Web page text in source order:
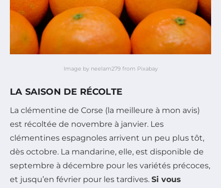
Image by neelam279 from Pixabay
LA SAISON DE RÉCOLTE
La clémentine de Corse (la meilleure à mon avis)
est récoltée de novembre à janvier. Les
clémentines espagnoles arrivent un peu plus tôt,
dès octobre. La mandarine, elle, est disponible de
septembre à décembre pour les variétés précoces,
et jusqu’en février pour les tardives. Si vous